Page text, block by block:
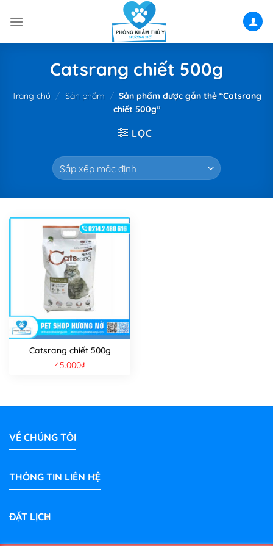
Catsrang chiết 500g
Trang chủ / Sản phẩm / Sản phẩm được gắn thẻ “Catsrang
chiết 500g”
LỌC
Catsrang chiết 500g
45.000₫
VỀ CHÚNG TÔI
THÔNG TIN LIÊN HỆ
ĐẶT LỊCH